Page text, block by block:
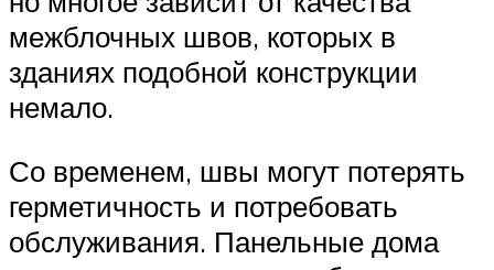
межблочных швов, которых в
зданиях подобной конструкции
немало.
Со временем, швы могут потерять
герметичность и потребовать
обслуживания. Панельные дома